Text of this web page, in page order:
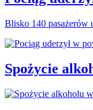
Blisko 140 pasażerów
Spożycie